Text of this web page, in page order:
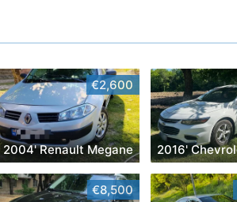
€2,600
2004' Renault Megane
€8,500